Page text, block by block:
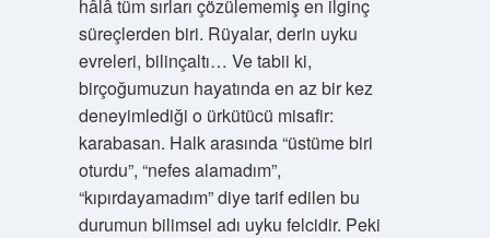
hâlâ tüm sırları çözülememiş en ilginç
süreçlerden biri. Rüyalar, derin uyku
evreleri, bilinçaltı… Ve tabii ki,
birçoğumuzun hayatında en az bir kez
deneyimlediği o ürkütücü misafir:
karabasan. Halk arasında “üstüme biri
oturdu”, “nefes alamadım”,
“kıpırdayamadım” diye tarif edilen bu
durumun bilimsel adı uyku felcidir. Peki